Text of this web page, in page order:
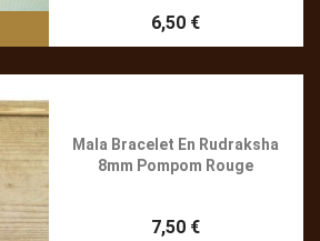
6,50 €
Mala Bracelet En Rudraksha
8mm Pompom Rouge
7,50 €